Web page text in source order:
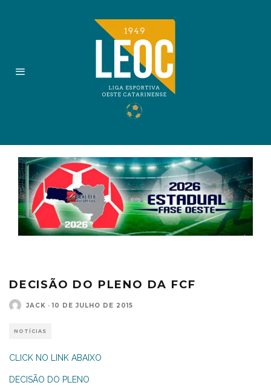
DECISÃO DO PLENO DA FCF
JACK · 10 DE JULHO DE 2015
NOTÍCIAS
CLICK NO LINK ABAIXO
DECISÃO DO PLENO